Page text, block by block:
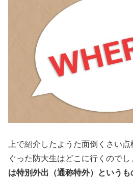
上で紹介したようた面倒くさい点
ぐった防大生はどこに行くので
は特別外出（通称特外）という